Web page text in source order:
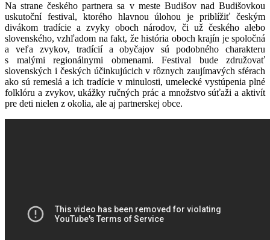
Na strane českého partnera sa v meste Budišov nad Budišovkou
uskutoční festival, ktorého hlavnou úlohou je priblížiť českým
divákom tradície a zvyky oboch národov, či už českého alebo
slovenského, vzhľadom na fakt, že história oboch krajín je spoločná
a veľa zvykov, tradícií a obyčajov sú podobného charakteru
s malými regionálnymi obmenami. Festival bude združovať
slovenských i českých účinkujúcich v rôznych zaujímavých sférach
ako sú remeslá a ich tradície v minulosti, umelecké vystúpenia plné
folklóru a zvykov, ukážky ručných prác a množstvo súťaži a aktivít
pre deti nielen z okolia, ale aj partnerskej obce.